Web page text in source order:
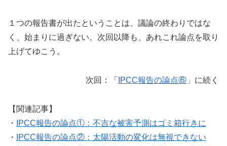
１つの報告書が出たということは、議論の終わりではな
く、始まりに過ぎない。次回以降も、あれこれ論点を取り
上げてゆこう。
次回：「 IPCC報告の論点⑥ 」に続く
【関連記事】
・
IPCC報告の論点①：不吉な被害予測はゴミ箱行きに
・
IPCC報告の論点②：太陽活動の変化は無視できない